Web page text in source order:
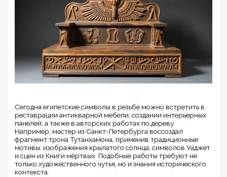
Сегодня египетские символы в резьбе можно встретить в
реставрации антикварной мебели, создании интерьерных
панелей, а также в авторских работах по дереву.
Например, мастер из Санкт-Петербурга воссоздал
фрагмент трона Тутанхамона, применив традиционные
мотивы: изображения крылатого солнца, символов Уаджет
и сцен из Книги мёртвых. Подобные работы требуют не
только художественного чутья, но и знания исторического
контекста.